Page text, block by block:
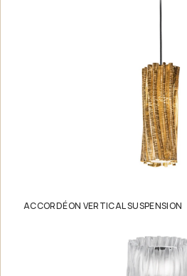
ACCORDÉON VERTICAL SUSPENSION